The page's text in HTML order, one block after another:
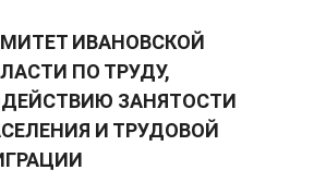
ИВАНОВСКОЙ
ПО ТРУДУ,
ЗАНЯТОСТИ
И ТРУДОВОЙ